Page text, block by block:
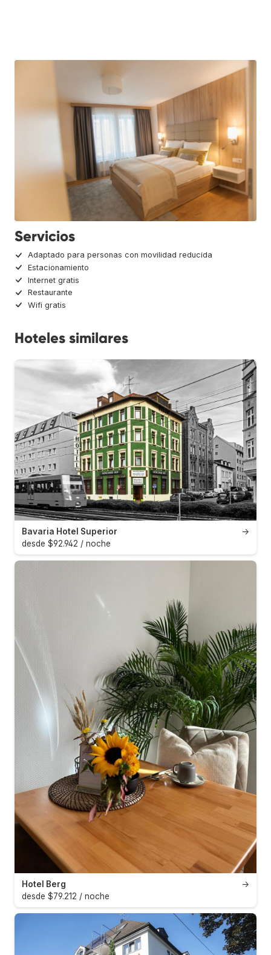
Servicios
Adaptado para personas con movilidad reducida
Estacionamiento
Internet gratis
Restaurante
Wifi gratis
Hoteles similares
→
Bavaria Hotel Superior
desde $92.942 / noche
→
Hotel Berg
desde $79.212 / noche